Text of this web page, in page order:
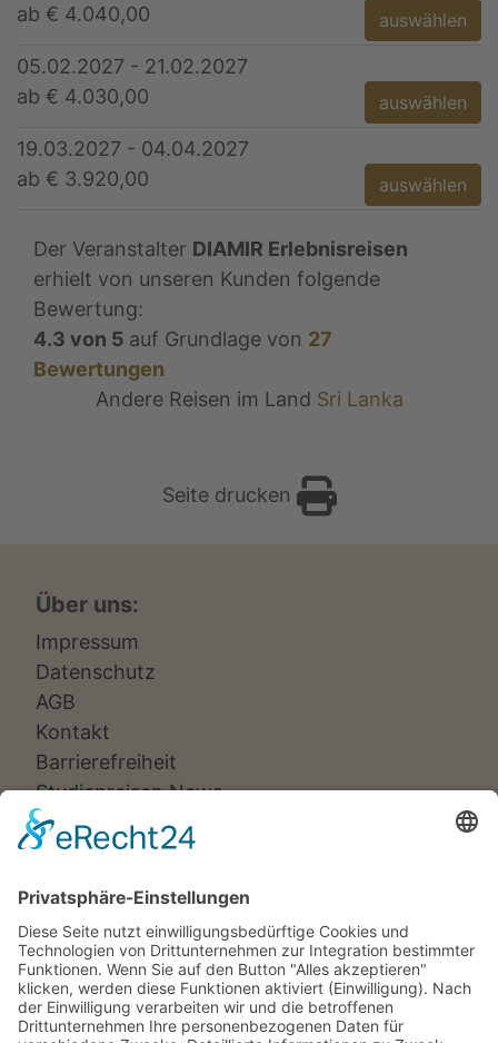
ab € 4.040,00
auswählen
05.02.2027 - 21.02.2027
ab € 4.030,00
auswählen
19.03.2027 - 04.04.2027
ab € 3.920,00
auswählen
Der Veranstalter DIAMIR Erlebnisreisen
erhielt von unseren Kunden folgende
Bewertung:
4.3 von 5 auf Grundlage von 27
Bewertungen
Andere Reisen im Land Sri Lanka
Seite drucken
Über uns:
Impressum
Datenschutz
AGB
Kontakt
Barrierefreiheit
Studienreisen News
Veranstalter:
Ameropa Reisen
Bavaria Fernreisen
Berge & Meer
Gebeco
Hauser exkursionen